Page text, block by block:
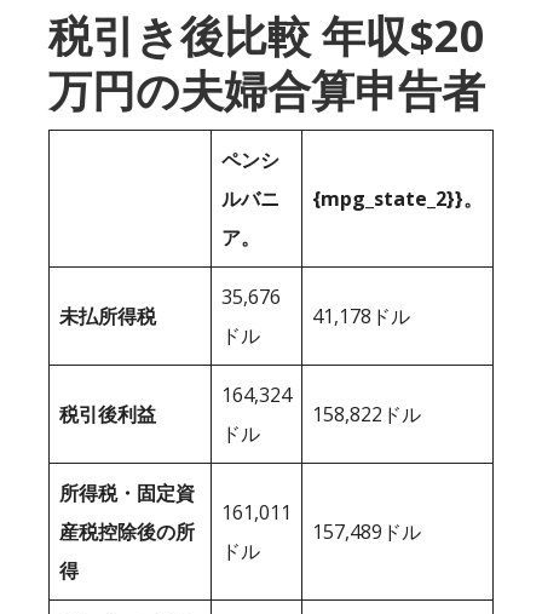
税引き後比較 年収$20
万円の夫婦合算申告者
ペンシ
ルバニ
ア。
{mpg_state_2}}。
未払所得税
35,676
ドル
41,178ドル
税引後利益
164,324
ドル
158,822ドル
所得税・固定資
産税控除後の所
得
161,011
ドル
157,489ドル